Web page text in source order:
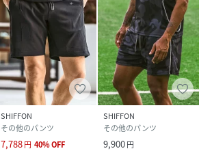
SHIFFON
その他のパンツ
7,788円 40%OFF
SHIFFON
その他のパンツ
9,900円